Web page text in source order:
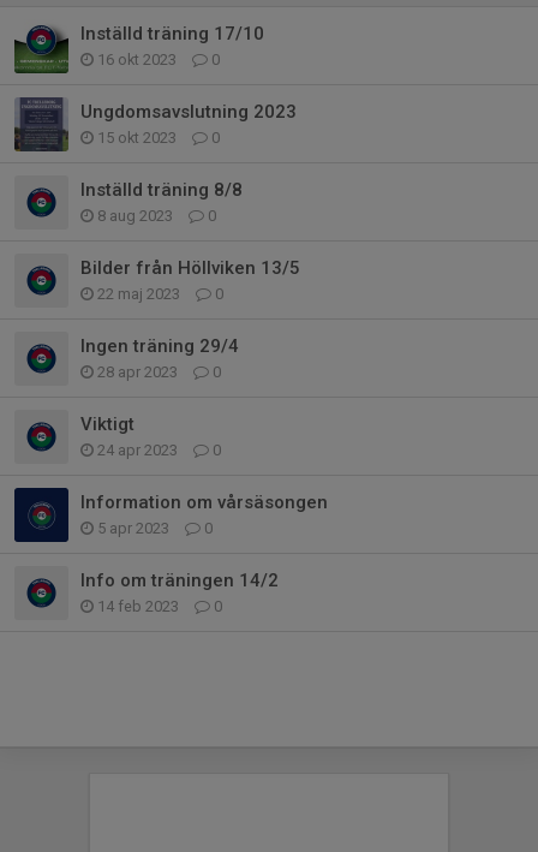
Inställd träning 17/10
16 okt 2023 0
Ungdomsavslutning 2023
15 okt 2023 0
Inställd träning 8/8
8 aug 2023 0
Bilder från Höllviken 13/5
22 maj 2023 0
Ingen träning 29/4
28 apr 2023 0
Viktigt
24 apr 2023 0
Information om vårsäsongen
5 apr 2023 0
Info om träningen 14/2
14 feb 2023 0